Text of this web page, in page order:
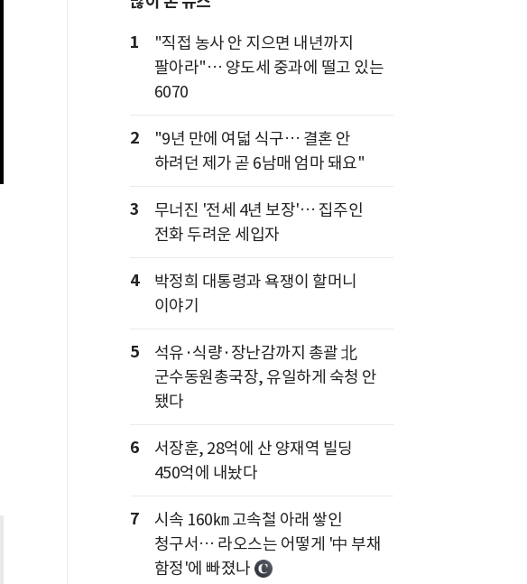
1
"직접 농사 안 지으면 내년까지
팔아라"… 양도세 중과에 떨고 있는
6070
2
"9년 만에 여덟 식구… 결혼 안
하려던 제가 곧 6남매 엄마 돼요"
3
무너진 '전세 4년 보장'… 집주인
전화 두려운 세입자
4
박정희 대통령과 욕쟁이 할머니
이야기
5
석유·식량·장난감까지 총괄 北
군수동원총국장, 유일하게 숙청 안
됐다
6
서장훈, 28억에 산 양재역 빌딩
450억에 내놨다
7
시속 160㎞ 고속철 아래 쌓인
청구서… 라오스는 어떻게 '中 부채
함정'에 빠졌나